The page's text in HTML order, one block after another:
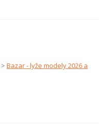
> Bazar - lyže modely 2026 a